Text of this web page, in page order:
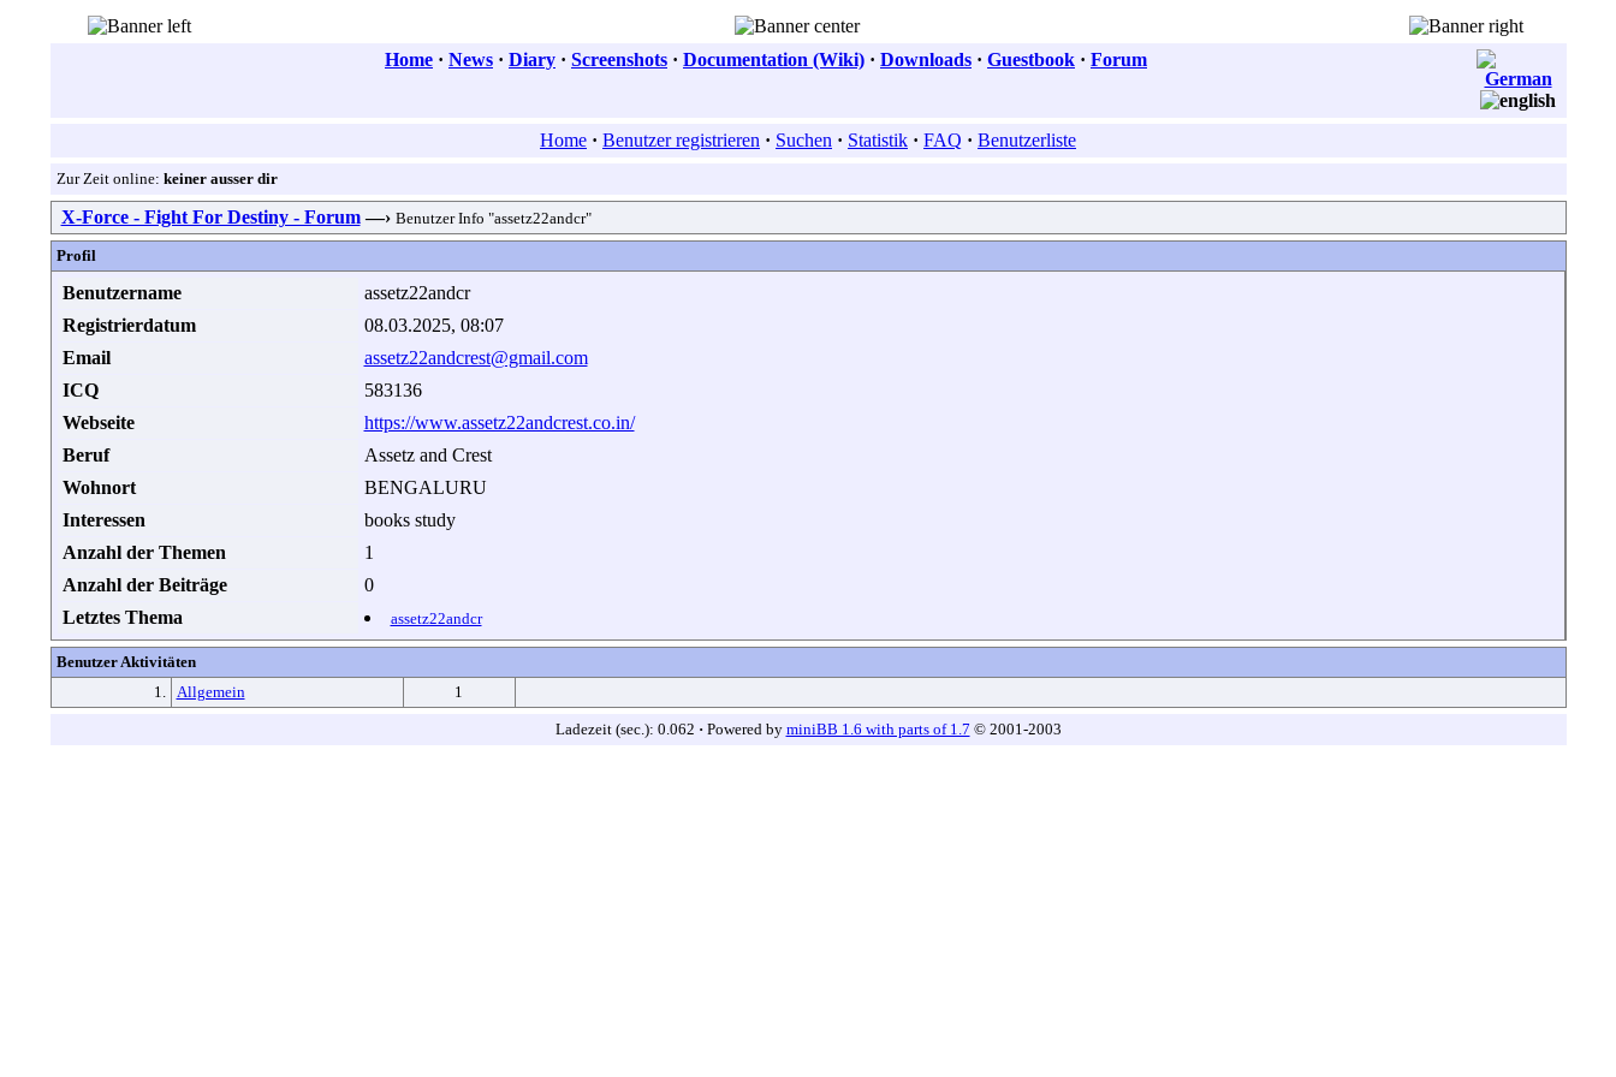
Home · News · Diary · Screenshots · Documentation (Wiki) · Downloads · Guestbook · Forum
Home · Benutzer registrieren · Suchen · Statistik · FAQ · Benutzerliste
Zur Zeit online: keiner ausser dir
X-Force - Fight For Destiny - Forum —› Benutzer Info "assetz22andcr"
Profil
Benutzername
assetz22andcr
Registrierdatum
08.03.2025, 08:07
Email
assetz22andcrest@gmail.com
ICQ
583136
Webseite
https://www.assetz22andcrest.co.in/
Beruf
Assetz and Crest
Wohnort
BENGALURU
Interessen
books study
Anzahl der Themen
1
Anzahl der Beiträge
0
Letztes Thema
assetz22andcr
Benutzer Aktivitäten
1.
Allgemein 1
Ladezeit (sec.): 0.062 · Powered by miniBB 1.6 with parts of 1.7 © 2001-2003